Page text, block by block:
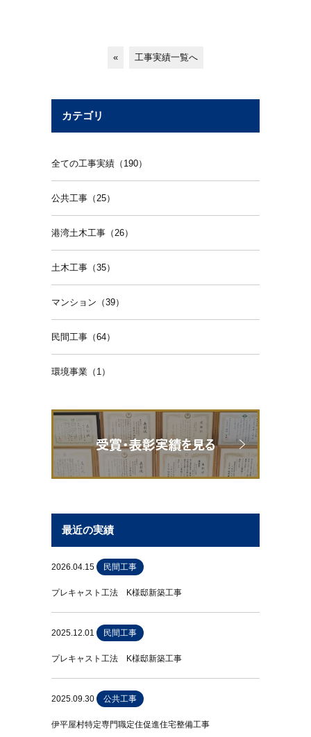
« 工事実績一覧へ
カテゴリ
全ての工事実績（190）
公共工事（25）
港湾土木工事（26）
土木工事（35）
マンション（39）
民間工事（64）
環境事業（1）
最近の実績
2026.04.15 民間工事
プレキャスト工法 K様邸新築工事
2025.12.01 民間工事
プレキャスト工法 K様邸新築工事
2025.09.30 公共工事
伊平屋村特定専門職定住促進住宅整備工事